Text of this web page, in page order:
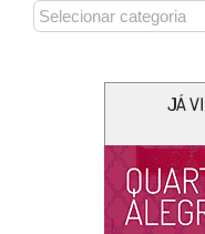
CATEGORIAS